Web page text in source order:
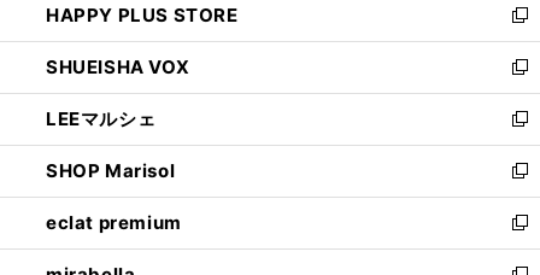
ド
ウ
で
開
く
ィ
ン
ド
ウ
で
開
く
い
ウ
ィ
ン
ド
ウ
で
開
く
HAPPY PLUS STORE
新
し
い
ウ
ィ
ン
ド
ウ
で
開
SHUEISHA VOX
新
し
い
ウ
ィ
ン
ド
ウ
LEEマルシェ
新
し
い
ウ
ィ
ン
SHOP Marisol
新
し
い
ウ
eclat premium
新
し